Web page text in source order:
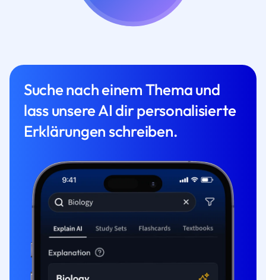
Suche nach einem Thema und
lass unsere AI dir personalisierte
Erklärungen schreiben.